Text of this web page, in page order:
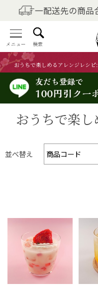
一配送先の商品
メニュー 検索
おうちで楽しめるアレンジレシ
商品を探す
全商品一覧
梅干しの商品一覧
梅酒の商品一覧
梅製品・その他の
メニュー
初めての方へ
おうちで楽
並べ替え